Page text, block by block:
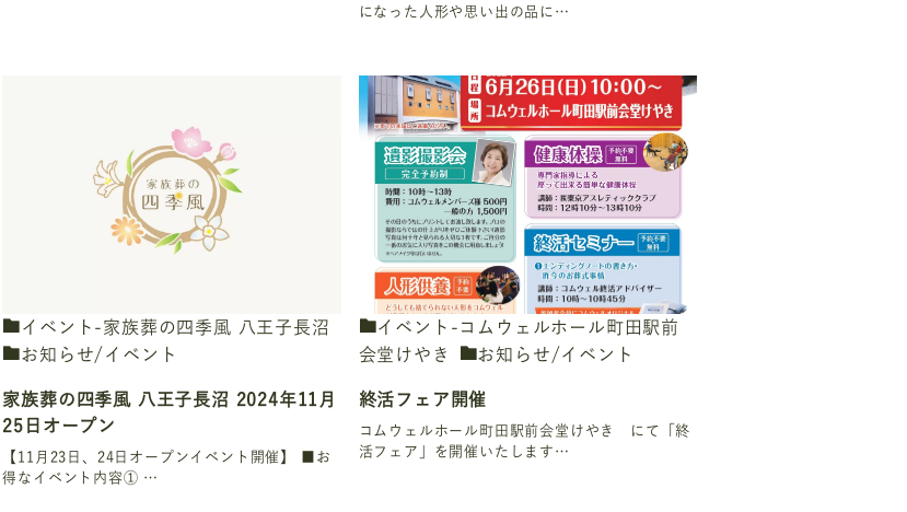
になった人形や思い出の品に…
イベント-家族葬の四季風 八王子長沼
お知らせ/イベント
家族葬の四季風 八王子長沼 2024年11月
25日オープン
【11月23日、24日オープンイベント開催】 ■お
得なイベント内容① …
イベント-コムウェルホール町田駅前
会堂けやき
お知らせ/イベント
終活フェア開催
コムウェルホール町田駅前会堂けやき にて「終
活フェア」を開催いたします…